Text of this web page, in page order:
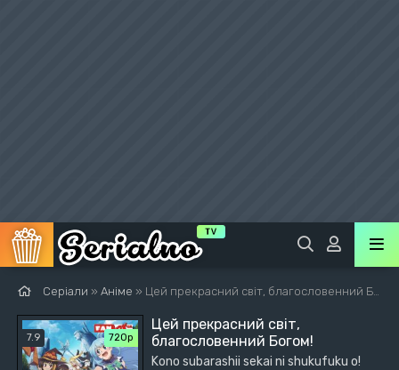
Серіали » Аніме » Цей прекрасний світ, благословенний Богом!
7.9 720р
Цей прекрасний світ,
благословенний Богом!
Kono subarashii sekai ni shukufuku o!